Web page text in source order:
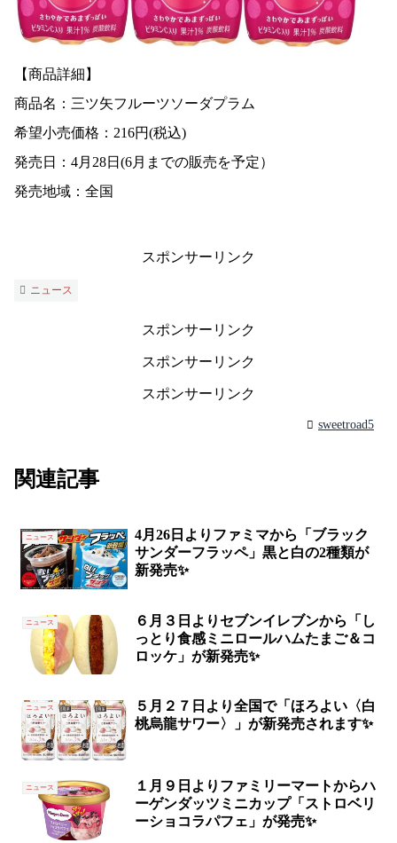
【商品詳細】
商品名：三ツ矢フルーツソーダプラム
希望小売価格：216円(税込)
発売日：4月28日(6月までの販売を予定）
発売地域：全国
スポンサーリンク
ニュース
スポンサーリンク
スポンサーリンク
スポンサーリンク
sweetroad5
関連記事
ニュース
4月26日よりファミマから「ブラック
サンダーフラッペ」黒と白の2種類が
新発売✨
ニュース
６月３日よりセブンイレブンから「し
っとり食感ミニロールハムたまご＆コ
ロッケ」が新発売✨
ニュース
５月２７日より全国で「ほろよい〈白
桃烏龍サワー〉」が新発売されます✨
ニュース
１月９日よりファミリーマートからハ
ーゲンダッツミニカップ「ストロベリ
ーショコラパフェ」が発売✨